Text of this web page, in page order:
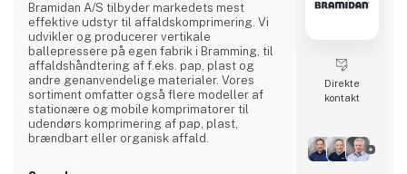
Bramidan A/S tilbyder markedets mest
effektive udstyr til affaldskomprimering. Vi
udvikler og producerer vertikale
ballepressere på egen fabrik i Bramming, til
affaldshåndtering af f.eks. pap, plast og
andre genanvendelige materialer. Vores
sortiment omfatter også flere modeller af
stationære og mobile komprimatorer til
udendørs komprimering af pap, plast,
brændbart eller organisk affald.
Direkte
kontakt